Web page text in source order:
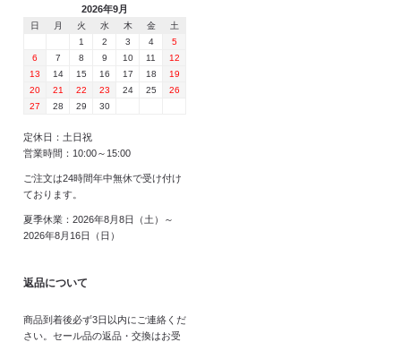
2026年9月
日 月 火 水 木 金
土
1
2 3 4
5
6
7 8 9 10 11
12
13
14 15 16 17 18
19
20
21 22 23 24 25
26
27
28 29 30
定休日：土日祝
営業時間：10:00～15:00
ご注文は24時間年中無休で受け付け
ております。
夏季休業：2026年8月8日（土）～
2026年8月16日（日）
返品について
商品到着後必ず3日以内にご連絡くだ
さい。セール品の返品・交換はお受